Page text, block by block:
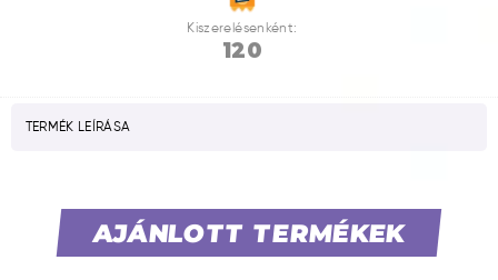
Kiszerelésenként:
120
TERMÉK LEÍRÁSA
AJÁNLOTT TERMÉKEK